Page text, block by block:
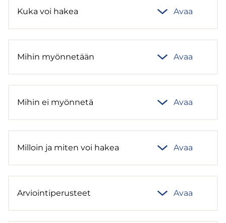
Kuka voi hakea Avaa
Mihin myön­ne­tään Avaa
Mihin ei myön­ne­tä Avaa
Mil­loin ja miten voi hakea Avaa
Ar­vioin­ti­pe­rus­teet Avaa